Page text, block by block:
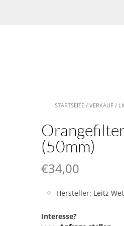
STARTSEITE /VERKAUF /
(50mm)
€34,00
Hersteller: Leitz
Interesse?